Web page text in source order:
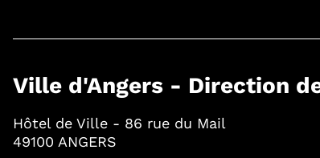
Ville d'Angers - Direction
Hôtel de Ville - 86 rue du Mail
49100 ANGERS